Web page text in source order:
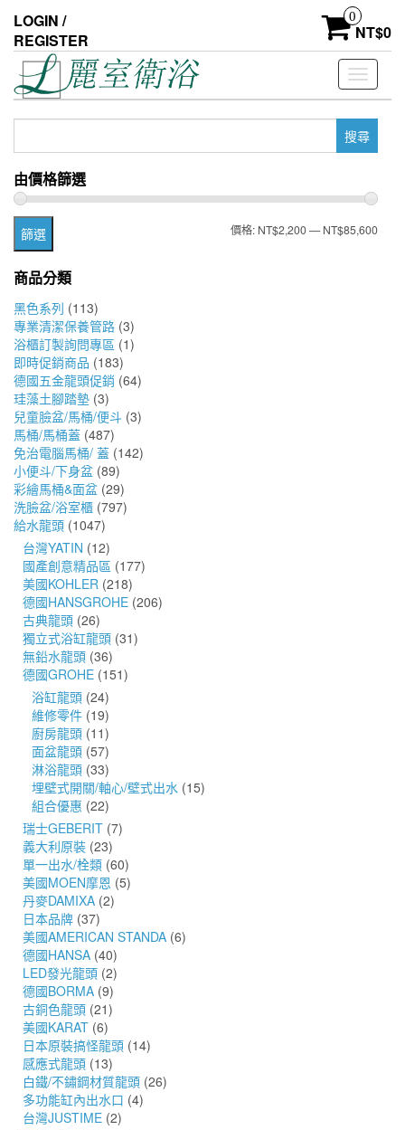
the
content
LOGIN /
REGISTER
0
NT$0
Toggle
鍵
字:
由價格篩選
最最
篩選 價格: NT$2,200—NT$85,600
商品分類
黑色系列 (113)
專業清潔保養管路 (3)
浴櫃訂製詢問專區 (1)
即時促銷商品 (183)
德國五金龍頭促銷 (64)
珪藻土腳踏墊 (3)
兒童臉盆/馬桶/便斗 (3)
馬桶/馬桶蓋 (487)
免治電腦馬桶/ 蓋 (142)
小便斗/下身盆 (89)
彩繪馬桶&面盆 (29)
洗臉盆/浴室櫃 (797)
給水龍頭 (1047)
台灣YATIN (12)
國產創意精品區 (177)
美國KOHLER (218)
德國HANSGROHE (206)
古典龍頭 (26)
獨立式浴缸龍頭 (31)
無鉛水龍頭 (36)
德國GROHE (151)
浴缸龍頭 (24)
維修零件 (19)
廚房龍頭 (11)
面盆龍頭 (57)
淋浴龍頭 (33)
埋壁式開關/軸心/壁式出水 (15)
組合優惠 (22)
瑞士GEBERIT (7)
義大利原裝 (23)
單一出水/栓類 (60)
美國MOEN摩恩 (5)
丹麥DAMIXA (2)
日本品牌 (37)
美國AMERICAN STANDA (6)
德國HANSA (40)
LED發光龍頭 (2)
德國BORMA (9)
古銅色龍頭 (21)
美國KARAT (6)
日本原裝搞怪龍頭 (14)
感應式龍頭 (13)
白鐵/不鏽鋼材質龍頭 (26)
多功能缸內出水口 (4)
台灣JUSTIME (2)